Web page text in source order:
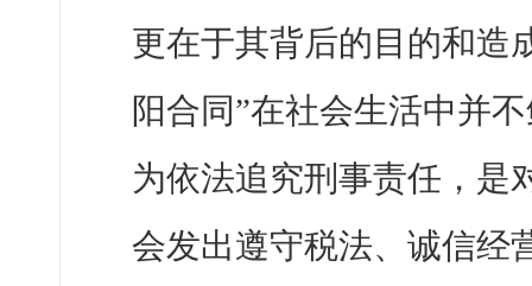
更在于其背后的目的和造
阳合同”在社会生活中并
为依法追究刑事责任，是
会发出遵守税法、诚信经